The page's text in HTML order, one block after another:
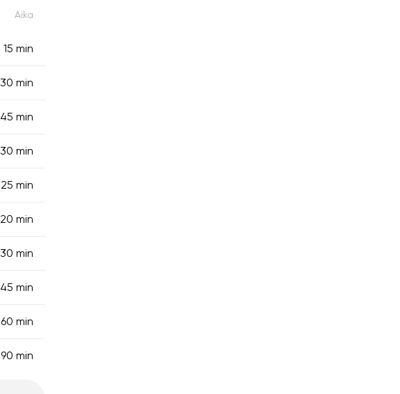
Aika
15 min
30 min
45 min
30 min
25 min
20 min
30 min
45 min
60 min
90 min